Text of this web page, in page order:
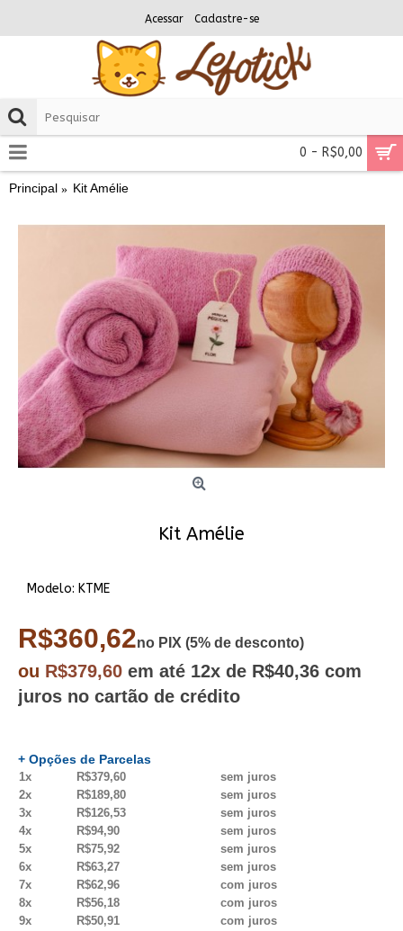
Acessar Cadastre-se
0 - R$0,00
Principal Kit Amélie
Kit Amélie
Modelo: KTME
R$360,62no PIX (5% de desconto)
ou R$379,60 em até 12x de R$40,36 com
juros no cartão de crédito
+ Opções de Parcelas
1x R$379,60
sem juros
2x
R$189,80
sem juros
3x
R$126,53
sem juros
4x
R$94,90
sem juros
5x
R$75,92
sem juros
6x
R$63,27
sem juros
7x
R$62,96
com juros
8x
R$56,18
com juros
9x
R$50,91
com juros